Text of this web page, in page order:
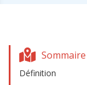
Sommaire
Définition